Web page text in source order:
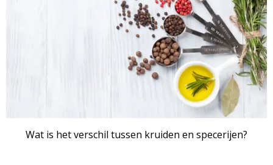
Wat is het verschil tussen kruiden en specerijen?